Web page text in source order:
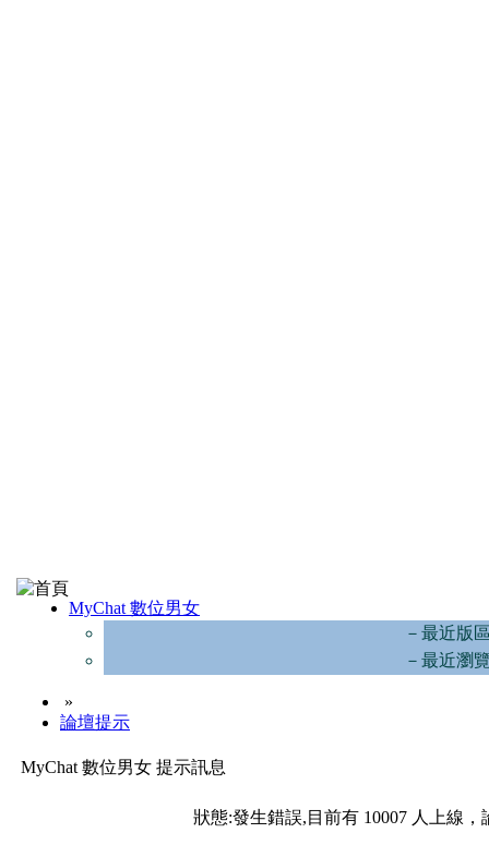
MyChat 數位男女
－最近版
－最近瀏
»
論壇提示
MyChat 數位男女 提示訊息
狀態:發生錯誤,目前有 10007 人上線